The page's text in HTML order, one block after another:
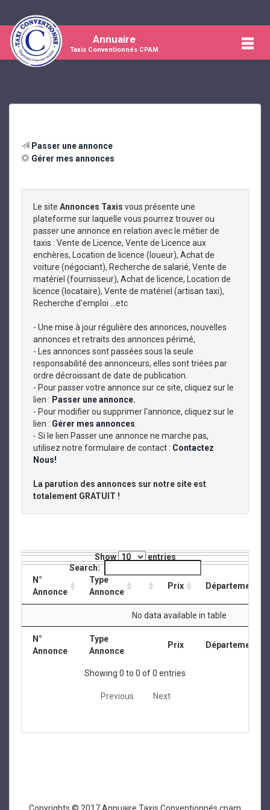
Annuaire
Taxis Conventionnés CPAM
Passer une annonce
Gérer mes annonces
Le site Annonces Taxis vous présente une
plateforme sur laquelle vous pourrez trouver ou
passer une annonce en relation avec le métier de
taxis : Vente de Licence, Vente de Licence aux
enchères, Location de licence (loueur), Achat de
voiture (négociant), Recherche de salarié, Vente de
matériel (fournisseur), Achat de licence, Location de
licence (locataire), Vente de matériel (artisan taxi),
Recherche d'emploi ...etc
- Une mise à jour régulière des annonces, nouvelles
annonces et retraits des annonces périmé,
- Les annonces sont passées sous la seule
responsabilité des annonceurs, elles sont triées par
ordre décroissant de date de publication.
- Pour passer votre annonce sur ce site, cliquez sur le
lien : Passer une annonce.
- Pour modifier ou supprimer l'annonce, cliquez sur le
lien : Gérer mes annonces
- Si le lien Passer une annonce ne marche pas,
utilisez notre formulaire de contact : Contactez
Nous!
La parution des annonces sur notre site est
totalement GRATUIT !
Show
entries
Search:
N°
Annonce
Type
Annonce
Prix Département
N°
Annonce
Type
Annonce
Prix Département
No data available in table
Showing 0 to 0 of 0 entries
Previous Next